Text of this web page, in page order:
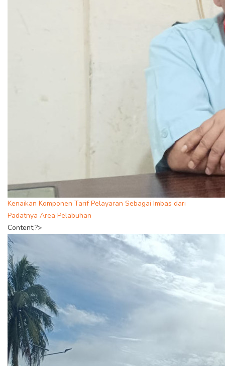
Kenaikan Komponen Tarif Pelayaran Sebagai Imbas dari
Padatnya Area Pelabuhan
Content;?>